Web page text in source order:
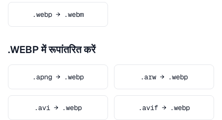
.webp → .webm
.WEBP में रूपांतरित करें
.apng → .webp .arw → .webp
.avi → .webp .avif → .webp